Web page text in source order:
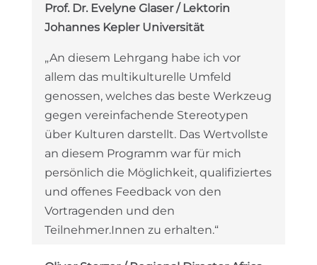
Prof. Dr. Evelyne Glaser / Lektorin
Johannes Kepler Universität
„An diesem Lehrgang habe ich vor
allem das multikulturelle Umfeld
genossen, welches das beste Werkzeug
gegen vereinfachende Stereotypen
über Kulturen darstellt. Das Wertvollste
an diesem Programm war für mich
persönlich die Möglichkeit, qualifiziertes
und offenes Feedback von den
Vortragenden und den
Teilnehmer.Innen zu erhalten.“